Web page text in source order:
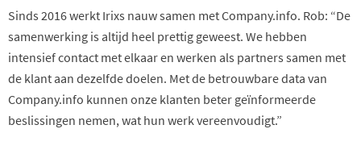
Sinds 2016 werkt Irixs nauw samen met Company.info. Rob: “De
samenwerking is altijd heel prettig geweest. We hebben
intensief contact met elkaar en werken als partners samen met
de klant aan dezelfde doelen. Met de betrouwbare data van
Company.info kunnen onze klanten beter geïnformeerde
beslissingen nemen, wat hun werk vereenvoudigt.”